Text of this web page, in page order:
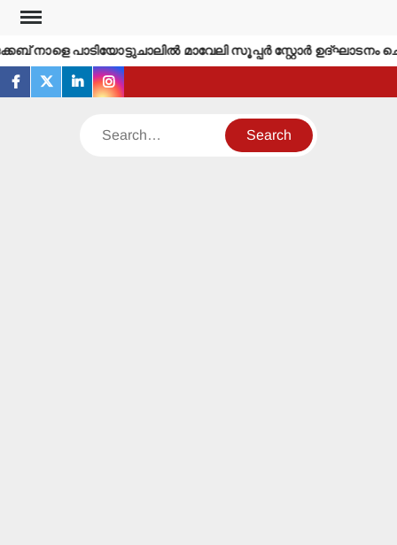
Skip
content
നാളെ പാടിയോട്ടുചാലില്‍ മാവേലി സൂപ്പര്‍ സ്റ്റോര്‍ ഉദ്ഘാടനം
facebook
twitterlinkedininstagram
Search